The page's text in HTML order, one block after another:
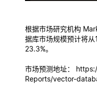
根据市场研究机构
据库市场规模预计将
23.3%。
市场预测地址：
Reports/vector-